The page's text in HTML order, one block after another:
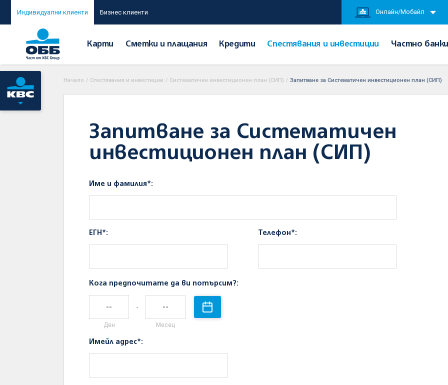
Индивидуални клиенти Бизнес клиенти Онлайн/Мобайл
Карти Сметки и плащания Кредити Спестявания и инвестиции Частно
Начало / Спестявания и инвестиции / Систематичен инвестиционен план (СИП) / Запитване за Систематичен инвестиционен план (СИП)
Запитване за Систематичен
инвестиционен план (СИП)
Име и фамилия*:
ЕГН*: Телефон*:
Кога предпочитате да ви потърсим?:
Ден
-
Месец
Имейл адрес*: